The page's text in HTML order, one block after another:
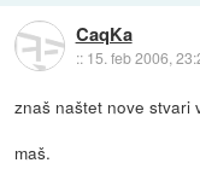
CaqKa
:: 15. feb 2006,
znaš naštet nove stvari
maš.